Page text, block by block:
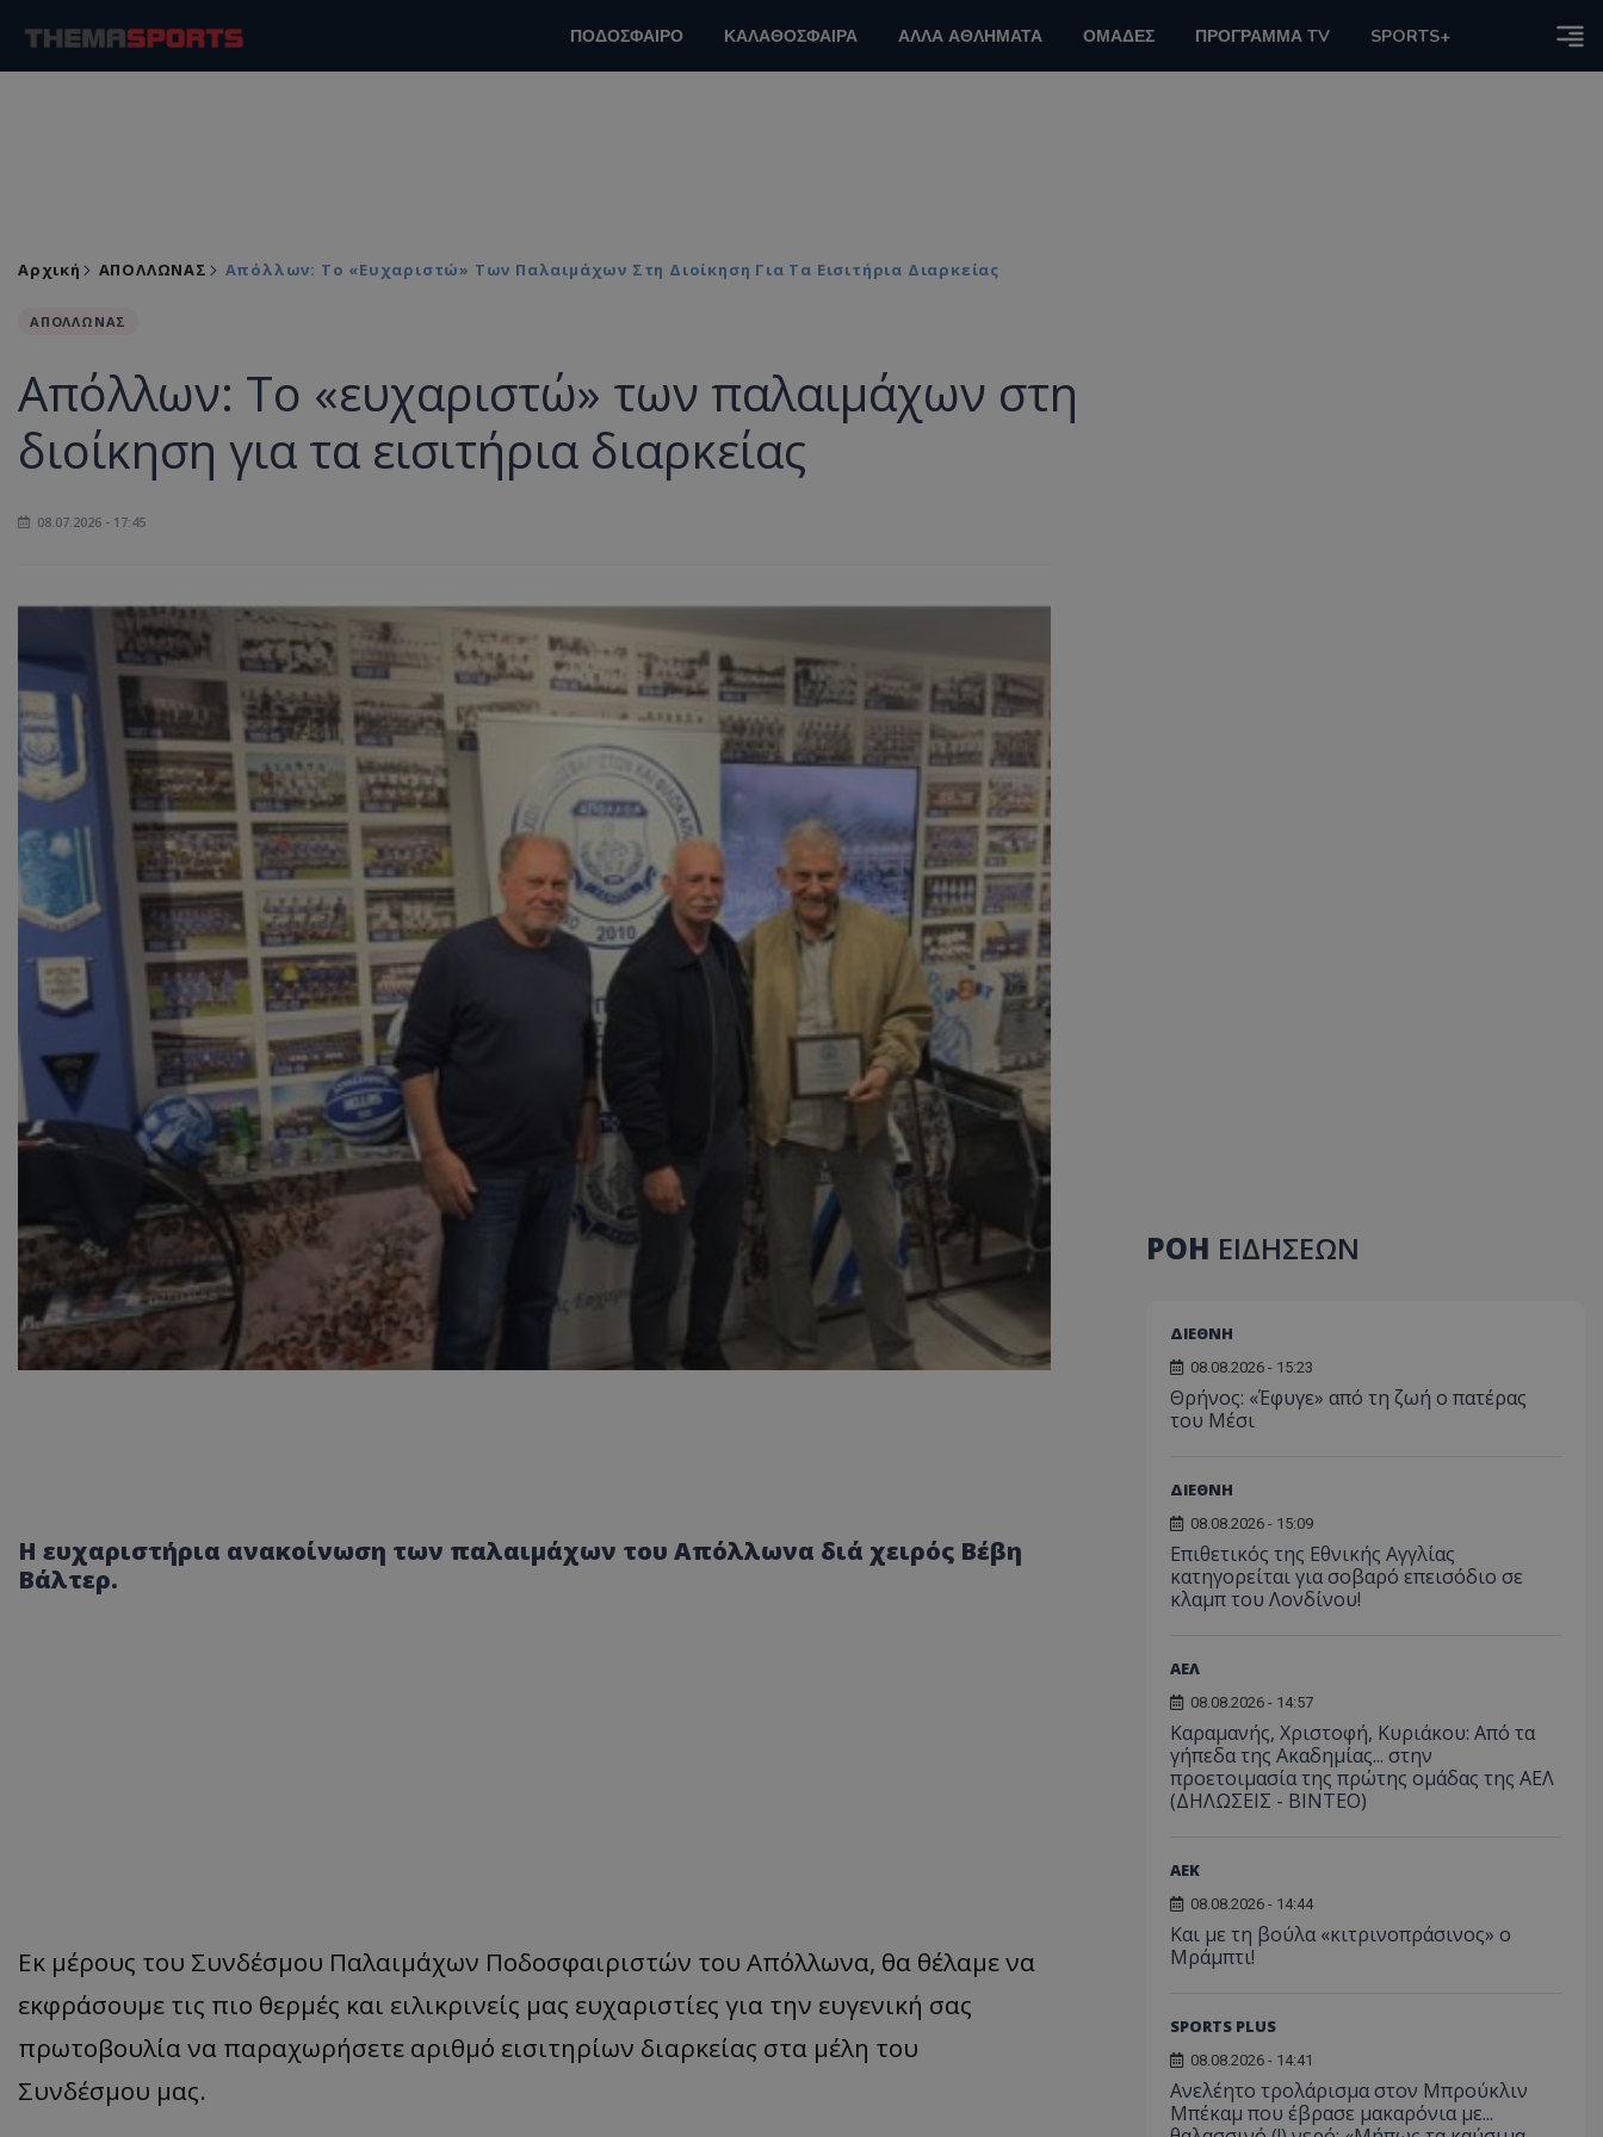
ΠΟΔΟΣΦΑΙΡΟ ΚΑΛΑΘΟΣΦΑΙΡΑ ΑΛΛΑ ΑΘΛΗΜΑΤΑ ΟΜΑΔΕΣ ΠΡΟΓΡΑΜΜΑ TV SPORTS+
Αρχική ΑΠΟΛΛΩΝΑΣ Απόλλων: Το «ευχαριστώ» Των Παλαιμάχων Στη Διοίκηση Για Τα Εισιτήρια Διαρκείας
ΑΠΟΛΛΩΝΑΣ
Απόλλων: Το «ευχαριστώ» των παλαιμάχων στη
διοίκηση για τα εισιτήρια διαρκείας
08.07.2026 - 17:45
Η ευχαριστήρια ανακοίνωση των παλαιμάχων του Απόλλωνα διά χειρός Βέβη
Βάλτερ.
Εκ μέρους του Συνδέσμου Παλαιμάχων Ποδοσφαιριστών του Απόλλωνα, θα θέλαμε να
εκφράσουμε τις πιο θερμές και ειλικρινείς μας ευχαριστίες για την ευγενική σας
πρωτοβουλία να παραχωρήσετε αριθμό εισιτηρίων διαρκείας στα μέλη του
Συνδέσμου μας.
ΡΟΗ ΕΙΔΗΣΕΩΝ
ΔΙΕΘΝΗ
08.08.2026 - 15:23
Θρήνος: «Έφυγε» από τη ζωή ο πατέρας
του Μέσι
ΔΙΕΘΝΗ
08.08.2026 - 15:09
Επιθετικός της Εθνικής Αγγλίας
κατηγορείται για σοβαρό επεισόδιο σε
κλαμπ του Λονδίνου!
ΑΕΛ
08.08.2026 - 14:57
Καραμανής, Χριστοφή, Κυριάκου: Από τα
γήπεδα της Ακαδημίας... στην
προετοιμασία της πρώτης ομάδας της ΑΕΛ
(ΔΗΛΩΣΕΙΣ - ΒΙΝΤΕΟ)
ΑEK
08.08.2026 - 14:44
Και με τη βούλα «κιτρινοπράσινος» ο
Μράμπτι!
SPORTS PLUS
08.08.2026 - 14:41
Ανελέητο τρολάρισμα στον Μπρούκλιν
Μπέκαμ που έβρασε μακαρόνια με...